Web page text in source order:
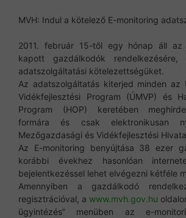
MVH: Indul a kötelező E-monitoring
2011. február 15-től egy hónap áll az
kapott gazdálkodók rendelkezésére,
adatszolgáltatási kötelezettségüket.
Az adatszolgáltatás kiterjed minden az
Vidékfejlesztési Program (ÚMVP) és
Program (HOP) keretében
formára és csak elektronikusan
Mezőgazdasági és Vidékfejlesztési
Az E-monitoring benyújtása 38 ezer
korábbi évekhez hasonlóan
bejelentkezéssel lehet elvégezni kétféle
Amennyiben a gazdálkodó
regisztrációval, a www.mvh.gov.hu
ügyintézés” menüben az e-